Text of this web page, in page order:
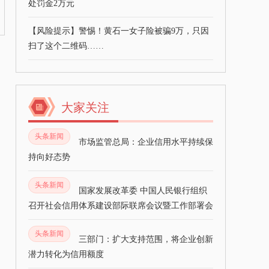
处罚金2万元
【风险提示】警惕！黄石一女子险被骗9万，只因
扫了这个二维码……
大家关注
头条新闻
市场监管总局：企业信用水平持续保
持向好态势
头条新闻
国家发展改革委 中国人民银行组织
召开社会信用体系建设部际联席会议暨工作部署会
头条新闻
三部门：扩大支持范围，将企业创新
潜力转化为信用额度